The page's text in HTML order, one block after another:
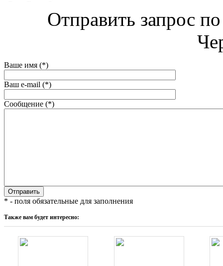
Отправить запрос
Ваше имя (*)
Ваш e-mail (*)
Сообщение (*)
* - поля обязательные для заполнения
Также вам будет интересно: